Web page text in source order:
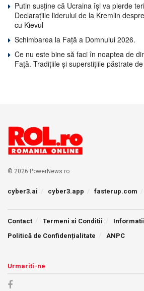
Putin susține că Ucraina își va pierde
Declarațiile liderului de la Kremlin
cu Kievul
Schimbarea la Față a Domnului 2026.
Ce nu este bine să faci în noaptea de
Față. Tradițiile și superstițiile păstrate
© 2026 PowerNews.ro
cyber3.ai cyber3.app fasterup.com
Contact Termeni si Conditii
Politică de Confidențialitate
ANPC
Urmariti-ne